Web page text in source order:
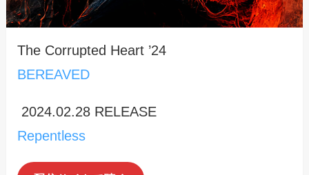
The Corrupted Heart ’24
BEREAVED
2024.02.28 RELEASE
Repentless